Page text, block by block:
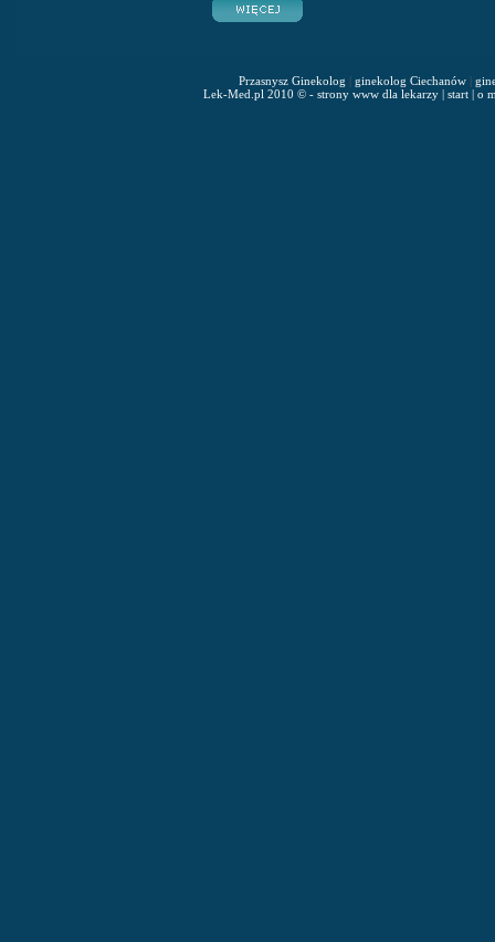
Przasnysz Ginekolog | ginekolog Ciechanów|
Lek-Med.pl 2010 © - strony www dla lekarzy| start| o